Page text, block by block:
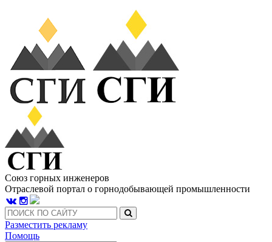
Союз горных инженеров
Отраслевой портал о горнодобывающей промышленности
Разместить рекламу
Помощь